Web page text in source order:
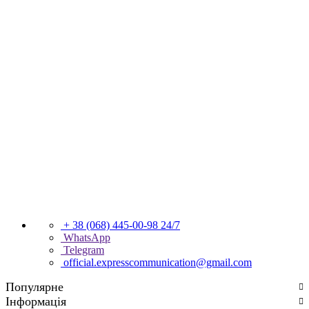
+ 38 (068) 445-00-98 24/7
WhatsApp
Telegram
official.expresscommunication@gmail.com
Популярне
Інформація